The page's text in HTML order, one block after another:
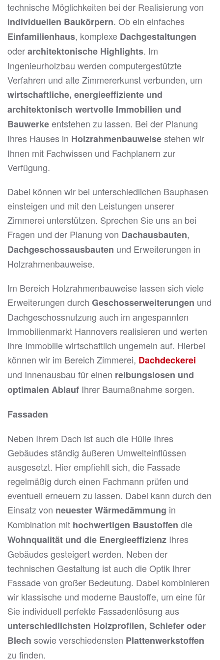
technische Möglichkeiten bei der Realisierung von
individuellen Baukörpern. Ob ein einfaches
Einfamilienhaus, komplexe Dachgestaltungen
oderarchitektonische Highlights. Im
Ingenieurholzbau werden computergestützte
Verfahren und alte Zimmererkunst verbunden, um
wirtschaftliche, energieeffiziente und
architektonisch wertvolle Immobilien und
Bauwerkeentstehen zu lassen. Bei der Planung
Ihres Hauses in Holzrahmenbauweisestehen wir
Ihnen mit Fachwissen und Fachplanern zur
Verfügung.
Dabei können wir bei unterschiedlichen Bauphasen
einsteigen und mit den Leistungen unserer
Zimmerei unterstützen. Sprechen Sie uns an bei
Fragen und der Planung von Dachausbauten,
Dachgeschossausbauten und Erweiterungen in
Holzrahmenbauweise.
Im Bereich Holzrahmenbauweise lassen sich viele
Erweiterungen durch Geschosserweiterungen und
Dachgeschossnutzung auch im angespannten
Immobilienmarkt Hannovers realisieren und werten
Ihre Immobilie wirtschaftlich ungemein auf. Hierbei
können wir im Bereich Zimmerei, Dachdeckerei
und Innenausbau für einen reibungslosen und
optimalen Ablauf Ihrer Baumaßnahme sorgen.
Fassaden
Neben Ihrem Dach ist auch die Hülle Ihres
Gebäudes ständig äußeren Umwelteinflüssen
ausgesetzt. Hier empfiehlt sich, die Fassade
regelmäßig durch einen Fachmann prüfen und
eventuell erneuern zu lassen. Dabei kann durch den
Einsatz von neuester Wärmedämmung in
Kombination mit hochwertigen Baustoffen die
Wohnqualität und die Energieeffizienz Ihres
Gebäudes gesteigert werden. Neben der
technischen Gestaltung ist auch die Optik Ihrer
Fassade von großer Bedeutung. Dabei kombinieren
wir klassische und moderne Baustoffe, um eine für
Sie individuell perfekte Fassadenlösung aus
unterschiedlichsten Holzprofilen, Schiefer oder
Blech sowie verschiedensten Plattenwerkstoffen
zu finden.